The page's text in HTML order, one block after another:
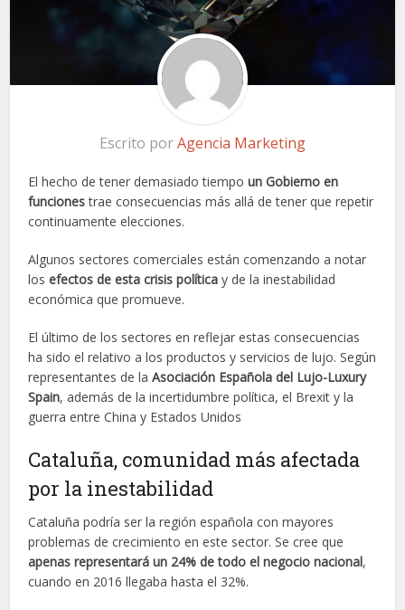
Escrito porAgencia Marketing
El hecho de tener demasiado tiempoun Gobierno en
funcionestrae consecuencias más allá de tener que repetir
continuamente elecciones.
Algunos sectores comerciales están comenzando a notar
losefectos de esta crisis política y de la inestabilidad
económica que promueve.
El último de los sectores en reflejar estas consecuencias
ha sido el relativo a los productos y servicios de lujo. Según
representantes de laAsociación Española del Lujo-Luxury
Spain, además de la incertidumbre política, el Brexit y la
guerra entre China y Estados Unidos
Cataluña, comunidad más afectada
por la inestabilidad
Cataluña podría ser la región española con mayores
problemas de crecimiento en este sector. Se cree que
apenas representará un 24% de todo el negocio nacional,
cuando en 2016 llegaba hasta el 32%.